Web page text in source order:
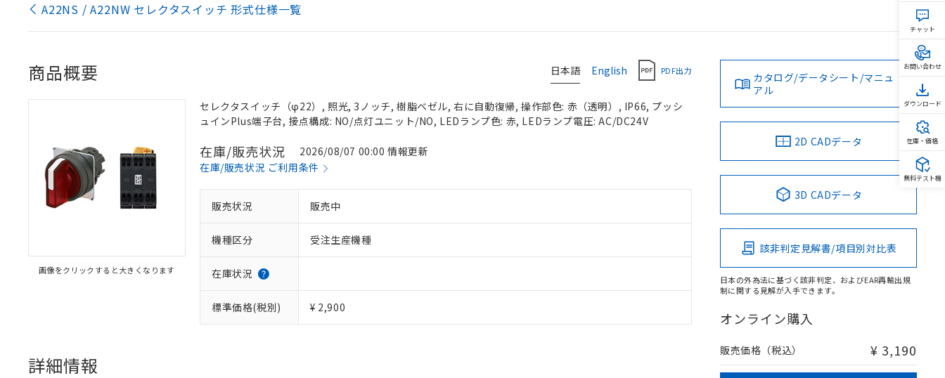
A22NS / A22NW セレクタスイッチ 形式仕様一覧
日本語 English PDF出力
商品概要
画像をクリックすると大きくなります
セレクタスイッチ（φ22）, 照光, 3ノッチ, 樹脂ベゼル, 右に自動復帰, 操作部色: 赤（透明）, IP66, プッシ
ュインPlus端子台, 接点構成: NO/点灯ユニット/NO, LEDランプ色: 赤, LEDランプ電圧: AC/DC24V
在庫/販売状況
2026/08/07 00:00 情報更新
在庫/販売状況 ご利用条件
販売状況 販売中
機種区分 受注生産機種
在庫状況
標準価格(税別) ¥ 2,900
詳細情報
カタログ/データシート/マニュ
アル
2D CADデータ
3D CADデータ
該非判定見解書/項目別対比表
日本の外為法に基づく該非判定、およびEAR再輸出規
制に関する見解が入手できます。
オンライン購入
販売価格（税込） ¥ 3,190
チャット
お問い合わせ
ダウンロード
在庫・価格
無料テスト機